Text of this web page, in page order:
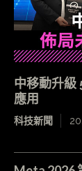
中移動升
應用
科技新聞